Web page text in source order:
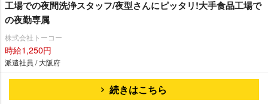
工場での夜間洗浄スタッフ/夜型さんにピッタリ!大手食品工場で
の夜勤専属
株式会社トーコー
時給1,250円
派遣社員 / 大阪府
続きはこちら